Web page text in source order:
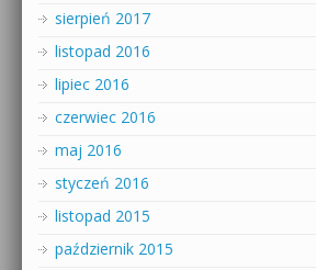
sierpień 2017
listopad 2016
lipiec 2016
czerwiec 2016
maj 2016
styczeń 2016
listopad 2015
październik 2015